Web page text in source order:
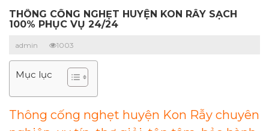
THÔNG CỐNG NGHẸT HUYỆN KON RẪY SẠCH
100% PHỤC VỤ 24/24
admin 1003
Mục lục
Thông cống nghẹt huyện Kon Rẫy chuyên